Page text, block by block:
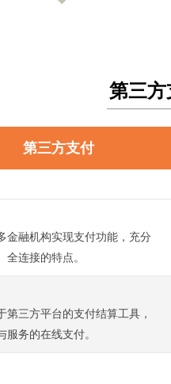
第三
第三方支付
金融机构实现支付功能，充分
全连接的特点。
第三方平台的支付结算工具，
服务的在线支付。